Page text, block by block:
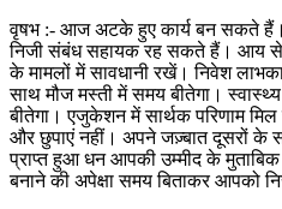
वृषभ :- आज अटके हुए कार्य बन सकते हैं।
निजी संबंध सहायक रह सकते हैं। आय से
के मामलों में सावधानी रखें। निवेश
साथ मौज मस्ती में समय बीतेगा। स्वास्थ्य
बीतेगा। एजुकेशन में सार्थक परिणाम
और छुपाएं नहीं। अपने जज़्बात दूसरों के
प्राप्त हुआ धन आपकी उम्मीद के मुताबिक
बनाने की अपेक्षा समय बिताकर आपको